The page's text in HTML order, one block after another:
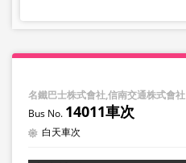
名鐵巴士株式會社,信南交通株式會社
14011車次
白天車次